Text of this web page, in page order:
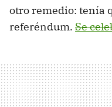
otro remedio: tenía
referéndum. Se